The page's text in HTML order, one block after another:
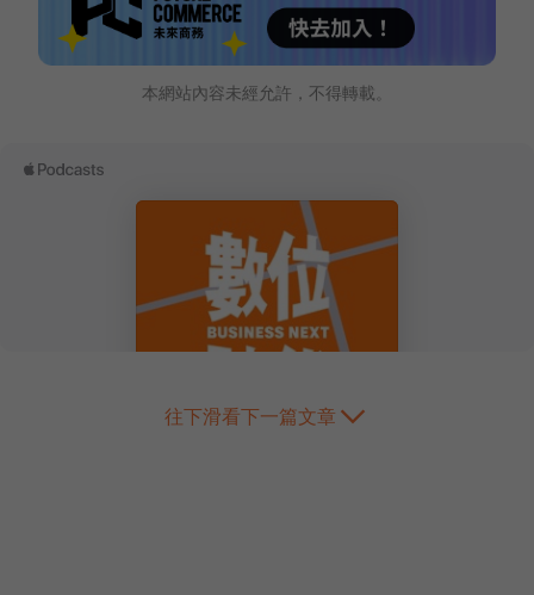
本網站內容未經允許，不得轉載。
往下滑看下一篇文章